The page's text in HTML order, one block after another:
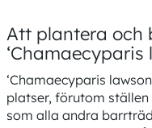
Att plantera och
‘Chamaecyparis
‘Chamaecyparis
platser, förutom
som alla andra